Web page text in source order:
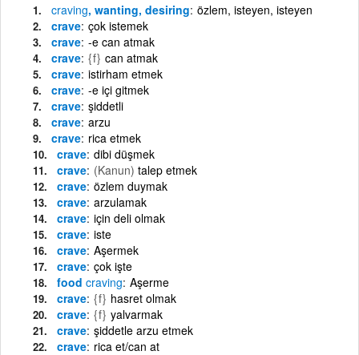
craving, wanting, desiring özlem, isteyen, isteyen
crave çok istemek
crave -e can atmak
crave {f} can atmak
crave istirham etmek
crave -e içi gitmek
crave şiddetli
crave arzu
crave rica etmek
crave dibi düşmek
crave (Kanun) talep etmek
crave özlem duymak
crave arzulamak
crave için deli olmak
crave iste
crave Aşermek
crave çok işte
food craving Aşerme
crave {f} hasret olmak
crave {f} yalvarmak
crave şiddetle arzu etmek
crave rica et/can at